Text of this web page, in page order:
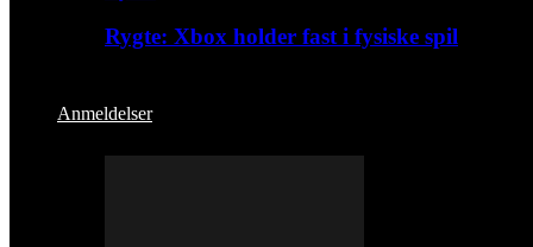
Rygte: Xbox holder fast i fysiske spil
Anmeldelser